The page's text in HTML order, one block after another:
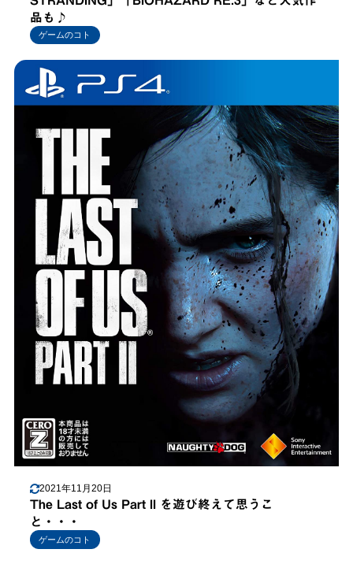
品も♪
ゲームのコト
2021年11月20日
The Last of Us Part II を遊び終えて思うこ
と・・・
ゲームのコト